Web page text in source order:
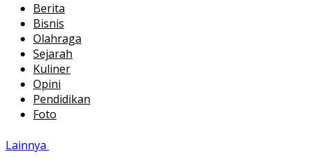
Berita
Bisnis
Olahraga
Sejarah
Kuliner
Opini
Pendidikan
Foto
Lainnya